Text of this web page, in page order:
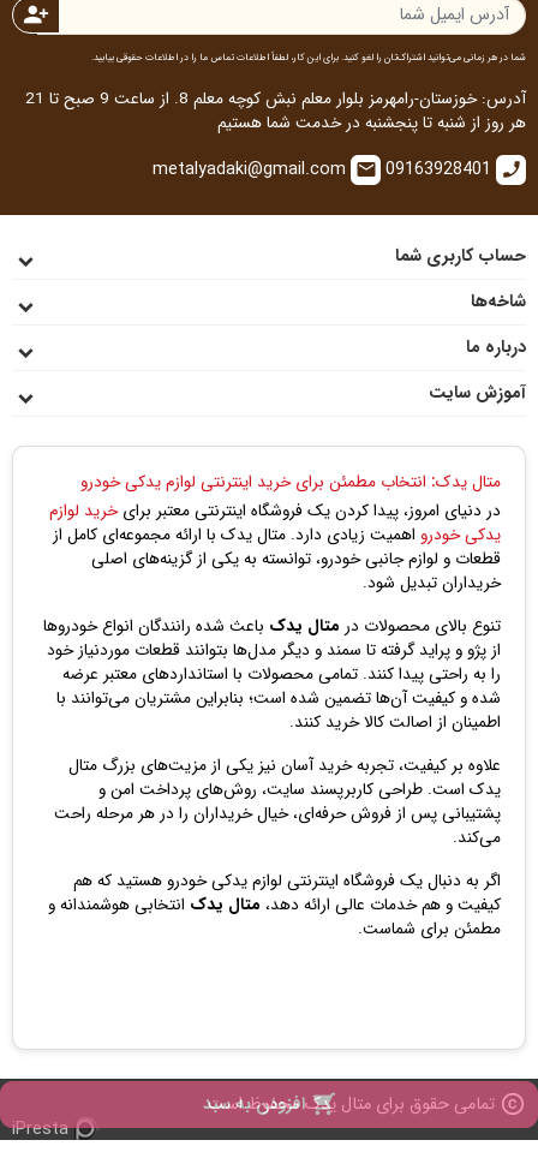
افزودن به سبد
person_add
شما در هر زمانی می‌توانید اشتراک‌تان را لغو کنید. برای این کار، لطفاً اطلاعات تماس ما را در اطلاعات حقوقی بیابید.
آدرس: خوزستان-رامهرمز بلوار معلم نبش کوچه معلم 8. از ساعت 9 صبح تا 21
هر روز از شنبه تا پنجشنبه در خدمت شما هستیم
call
09163928401
email
حساب کاربری شما
شاخه‌ها
درباره ما
آموزش سایت
متال یدک: انتخاب مطمئن برای خرید اینترنتی لوازم یدکی خودرو
در دنیای امروز، پیدا کردن یک فروشگاه اینترنتی معتبر برایخرید لوازم
یدکی خودرو اهمیت زیادی دارد. متال یدک با ارائه مجموعه‌ای کامل از
قطعات و لوازم جانبی خودرو، توانسته به یکی از گزینه‌های اصلی
خریداران تبدیل شود.
تنوع بالای محصولات در متال یدک باعث شده رانندگان انواع خودروها
از پژو و پراید گرفته تا سمند و دیگر مدل‌ها بتوانند قطعات موردنیاز خود
را به راحتی پیدا کنند. تمامی محصولات با استانداردهای معتبر عرضه
شده و کیفیت آن‌ها تضمین شده است؛ بنابراین مشتریان می‌توانند با
اطمینان از اصالت کالا خرید کنند.
علاوه بر کیفیت، تجربه خرید آسان نیز یکی از مزیت‌های بزرگ متال
یدک است. طراحی کاربرپسند سایت، روش‌های پرداخت امن و
پشتیبانی پس از فروش حرفه‌ای، خیال خریداران را در هر مرحله راحت
می‌کند.
اگر به دنبال یک فروشگاه اینترنتی لوازم یدکی خودرو هستید که هم
کیفیت و هم خدمات عالی ارائه دهد، متال یدک انتخابی هوشمندانه و
مطمئن برای شماست.
copyright تمامی حقوق برای متال یدک محفوظ است
iPresta